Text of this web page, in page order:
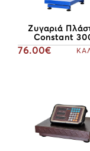
Ζυγαριά
Constant
76.00€